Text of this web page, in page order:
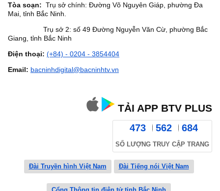
Tòa soạn: Trụ sở chính: Đường Võ Nguyên Giáp, phường Đa
Mai, tỉnh Bắc Ninh.
Trụ sở 2: số 49 Đường Nguyễn Văn Cừ, phường Bắc
Giang, tỉnh Bắc Ninh
Điện thoại: (+84) - 0204 - 3854404
Email: bacninhdigital@bacninhtv.vn
TẢI APP BTV PLUS
473 562 684
SỐ LƯỢNG TRUY CẬP TRANG
Đài Truyền hình Việt Nam Đài Tiếng nói Việt Nam